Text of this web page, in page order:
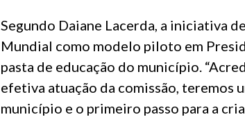
Segundo Daiane Lacerda, a iniciativa
Mundial como modelo piloto em
pasta de educação do município.
efetiva atuação da comissão, teremos
município e o primeiro passo para a